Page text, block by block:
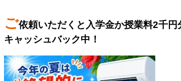
ご依頼いただくと入学金か授業料2千円
キャッシュバック中！